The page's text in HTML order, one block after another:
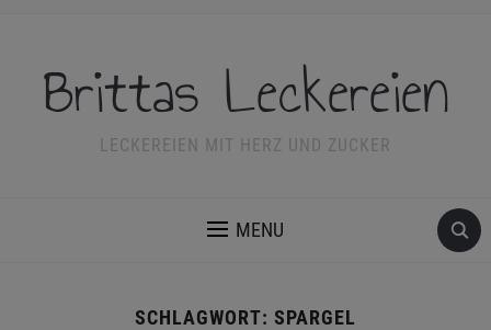
Brittas Leckereien
LECKEREIEN MIT HERZ UND ZUCKER
MENU
SCHLAGWORT: SPARGEL